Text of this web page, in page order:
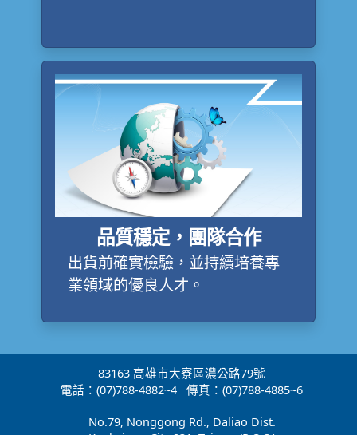
品質穩定，團隊合作
出貨前確實檢驗，並持續培養專
業領域的優良人才。
83163 高雄市大寮區濃公路79號
電話：(07)788-4882~4 傳真：(07)788-4885~6